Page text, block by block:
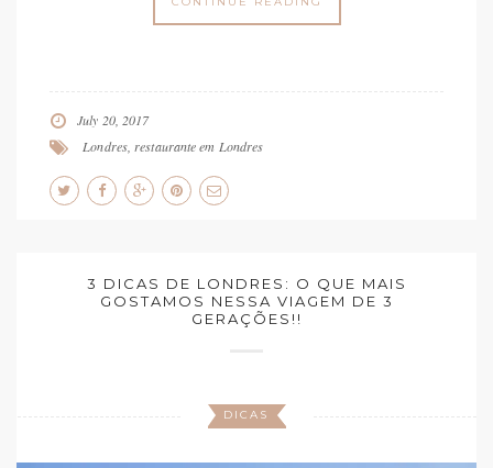
July 20, 2017
Londres, restaurante em Londres
3 DICAS DE LONDRES: O QUE MAIS
GOSTAMOS NESSA VIAGEM DE 3
GERAÇÕES!!
DICAS